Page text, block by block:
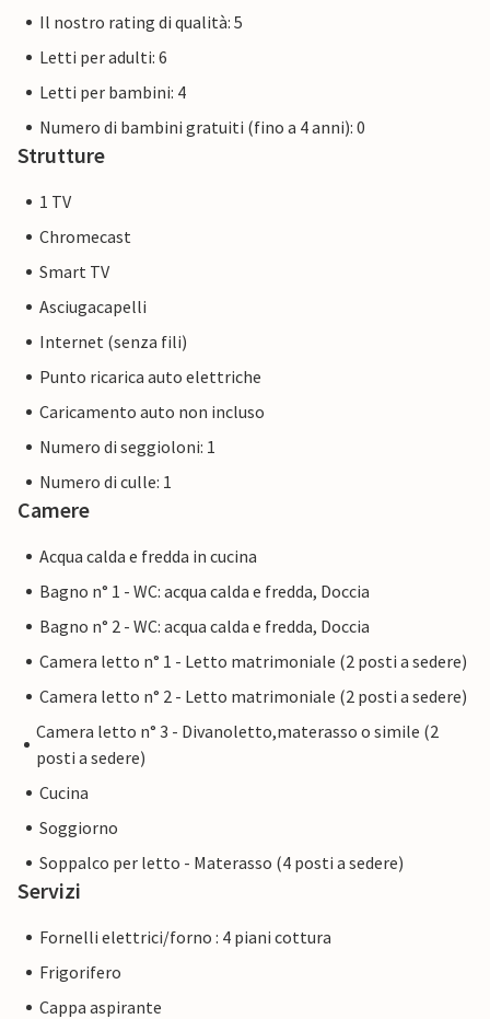
Il nostro rating di qualità: 5
Letti per adulti: 6
Letti per bambini: 4
Numero di bambini gratuiti (fino a 4 anni): 0
Strutture
1 TV
Chromecast
Smart TV
Asciugacapelli
Internet (senza fili)
Punto ricarica auto elettriche
Caricamento auto non incluso
Numero di seggioloni: 1
Numero di culle: 1
Camere
Acqua calda e fredda in cucina
Bagno n° 1 - WC: acqua calda e fredda, Doccia
Bagno n° 2 - WC: acqua calda e fredda, Doccia
Camera letto n° 1 - Letto matrimoniale (2 posti a sedere)
Camera letto n° 2 - Letto matrimoniale (2 posti a sedere)
Camera letto n° 3 - Divanoletto,materasso o simile (2
posti a sedere)
Cucina
Soggiorno
Soppalco per letto - Materasso (4 posti a sedere)
Servizi
Fornelli elettrici/forno : 4 piani cottura
Frigorifero
Cappa aspirante